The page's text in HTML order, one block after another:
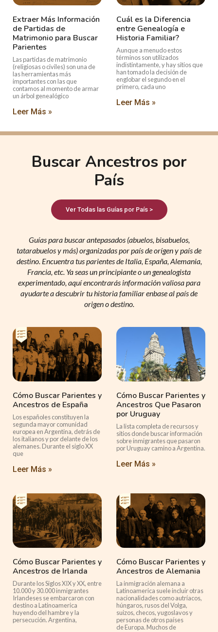
Extraer Más Información
de Partidas de
Matrimonio para Buscar
Parientes
Las partidas de matrimonio
(religiosas o civiles) son una de
las herramientas más
importantes con las que
contamos al momento de armar
un árbol genealógico
Leer Más »
Cuál es la Diferencia
entre Genealogía e
Historia Familiar?
Aunque a menudo estos
términos son utilizados
indistintamente, y hay sitios que
han tomado la decisión de
englobar el segundo en el
primero, cada uno
Leer Más »
Buscar Ancestros por
País
Ver Todas las Guías por País >
Guías para buscar antepasados (abuelos, bisabuelos,
tatarabuelos y más) organizadas por país de orígen y país de
destino. Encuentra tus parientes de Italia, España, Alemania,
Francia, etc. Ya seas un principiante o un genealogista
experimentado, aquí encontrarás información valiosa para
ayudarte a descubrir tu historia familiar enbase al país de
origen o destino.
Cómo Buscar Parientes y
Ancestros de España
Los españoles constituyen la
segunda mayor comunidad
europea en Argentina, detrás de
los italianos y por delante de los
alemanes. Durante el siglo XX
que
Leer Más »
Cómo Buscar Parientes y
Ancestros Que Pasaron
por Uruguay
La lista completa de recursos y
sitios donde buscar información
sobre inmigrantes que pasaron
por Uruguay camino a Argentina.
Leer Más »
Cómo Buscar Parientes y
Ancestros de Irlanda
Durante los Siglos XIX y XX, entre
10.000 y 30.000 inmigrantes
Irlandeses se embarcaron con
destino a Latinoamerica
huyendo del hambre y la
persecución. Argentina,
Cómo Buscar Parientes y
Ancestros de Alemania
La inmigración alemana a
Latinoamerica suele incluir otras
nacionalidades como autríacos,
húngaros, rusos del Volga,
suizos, checos, yugoslavos y
personas de otros países
de Europa. Muchos de